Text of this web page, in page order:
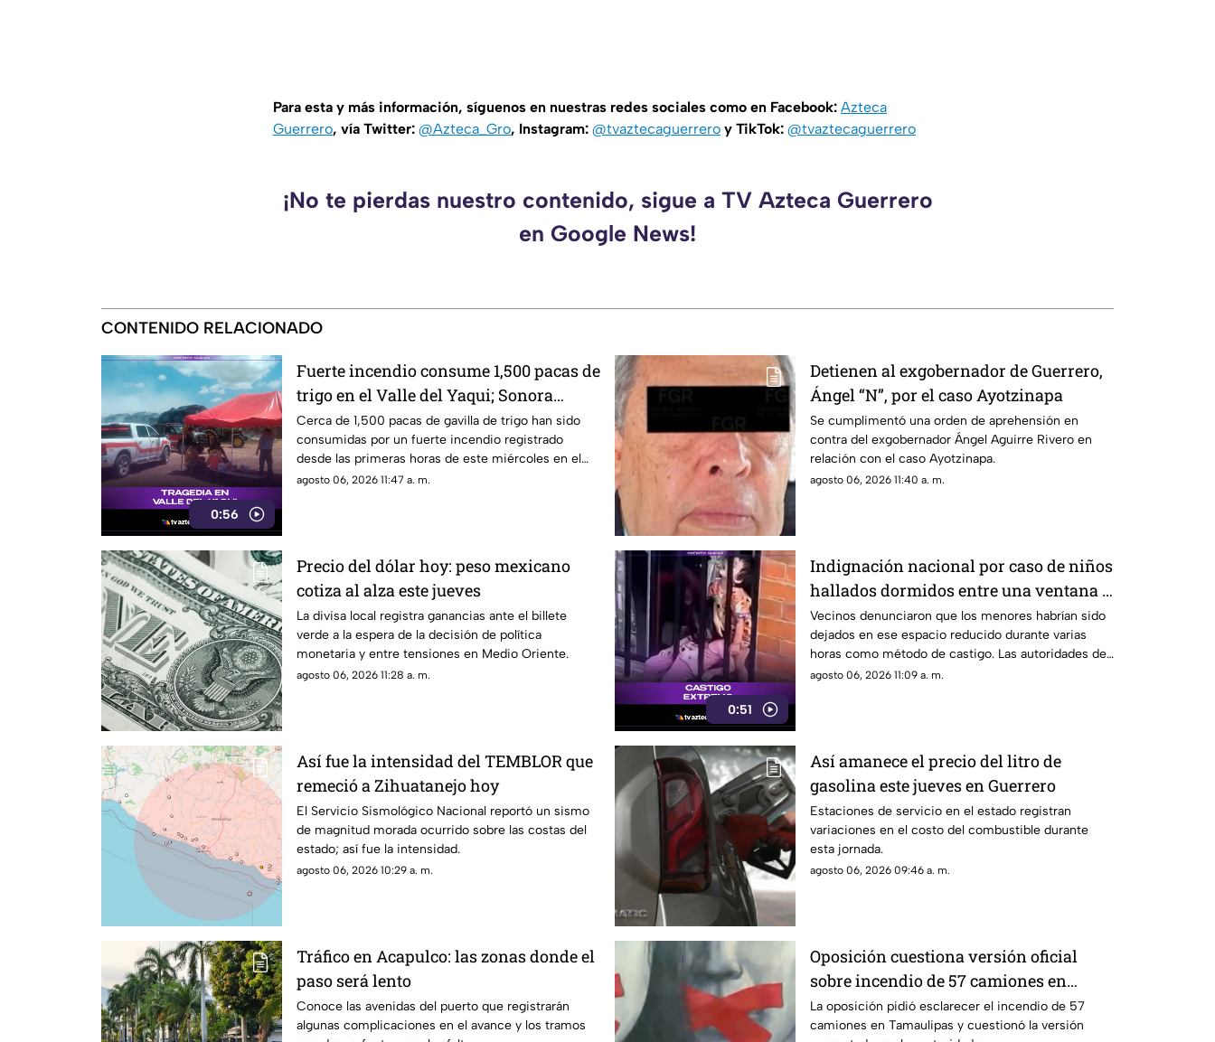
Para esta y más información, síguenos en nuestras redes sociales como en Facebook: Azteca
Guerrero, vía Twitter: @Azteca_Gro, Instagram: @tvaztecaguerrero y TikTok: @tvaztecaguerrero
¡No te pierdas nuestro contenido, sigue a TV Azteca Guerrero
en Google News!
CONTENIDO RELACIONADO
0:56
Fuerte incendio consume 1,500 pacas de
trigo en el Valle del Yaqui; Sonora
bomberos luchan por sofocarlo
Cerca de 1,500 pacas de gavilla de trigo han sido
consumidas por un fuerte incendio registrado
desde las primeras horas de este miércoles en el
Valle del Yaqui.
agosto 06, 2026 11:47 a. m.
Detienen al exgobernador de Guerrero,
Ángel “N”, por el caso Ayotzinapa
Se cumplimentó una orden de aprehensión en
contra del exgobernador Ángel Aguirre Rivero en
relación con el caso Ayotzinapa.
agosto 06, 2026 11:40 a. m.
Precio del dólar hoy: peso mexicano
cotiza al alza este jueves
La divisa local registra ganancias ante el billete
verde a la espera de la decisión de política
monetaria y entre tensiones en Medio Oriente.
agosto 06, 2026 11:28 a. m.
0:51
Indignación nacional por caso de niños
hallados dormidos entre una ventana y
sus rejas
Vecinos denunciaron que los menores habrían sido
dejados en ese espacio reducido durante varias
horas como método de castigo. Las autoridades de
protección infantil ya evalúan la situación.
agosto 06, 2026 11:09 a. m.
Así fue la intensidad del TEMBLOR que
remeció a Zihuatanejo hoy
El Servicio Sismológico Nacional reportó un sismo
de magnitud morada ocurrido sobre las costas del
estado; así fue la intensidad.
agosto 06, 2026 10:29 a. m.
Así amanece el precio del litro de
gasolina este jueves en Guerrero
Estaciones de servicio en el estado registran
variaciones en el costo del combustible durante
esta jornada.
agosto 06, 2026 09:46 a. m.
Tráfico en Acapulco: las zonas donde el
paso será lento
Conoce las avenidas del puerto que registrarán
algunas complicaciones en el avance y los tramos
Oposición cuestiona versión oficial
sobre incendio de 57 camiones en
Tamaulipas
La oposición pidió esclarecer el incendio de 57
camiones en Tamaulipas y cuestionó la versión